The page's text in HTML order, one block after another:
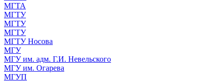
МГТА
МГТУ
МГТУ
МГТУ
МГТУ Носова
МГУ
МГУ им. адм. Г.И. Невельского
МГУ им. Огарева
МГУП